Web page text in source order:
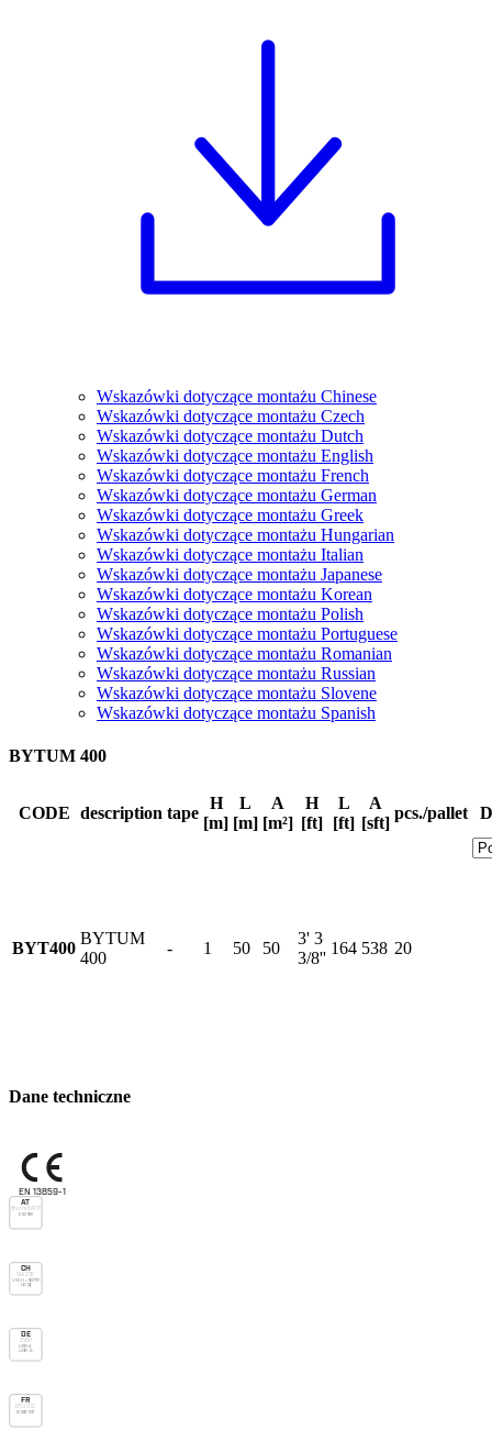
Wskazówki dotyczące montażu Chinese
Wskazówki dotyczące montażu Czech
Wskazówki dotyczące montażu Dutch
Wskazówki dotyczące montażu English
Wskazówki dotyczące montażu French
Wskazówki dotyczące montażu German
Wskazówki dotyczące montażu Greek
Wskazówki dotyczące montażu Hungarian
Wskazówki dotyczące montażu Italian
Wskazówki dotyczące montażu Japanese
Wskazówki dotyczące montażu Korean
Wskazówki dotyczące montażu Polish
Wskazówki dotyczące montażu Portuguese
Wskazówki dotyczące montażu Romanian
Wskazówki dotyczące montażu Russian
Wskazówki dotyczące montażu Slovene
Wskazówki dotyczące montażu Spanish
BYTUM 400
CODE description tape
H
[m]
L
[m]
A
[m²]
H
[ft]
L
[ft]
A
[sft]
pcs./pallet
BYT400
BYTUM
400
- 1 50 50
3' 3
3/8''
164 538 20
Dane techniczne
EN 13859-1
AT
Önorm B4119
E-do nsk
CH
SIA 232
V.v.o. H > 90mm
UD (g)
DE
ZVDH
USB-A
UDB-A
FR
DTU 31.2
E1 Sd3 TR2